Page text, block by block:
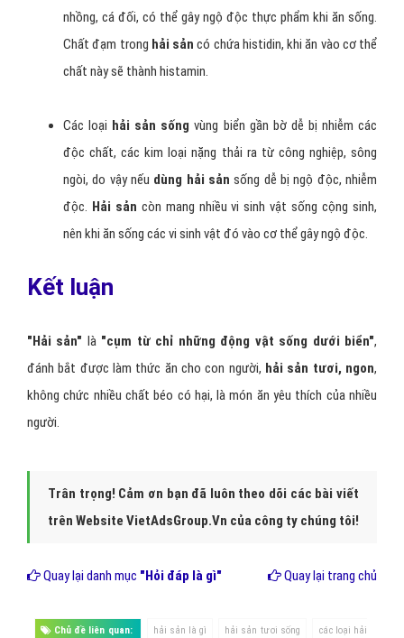
nhồng, cá đối, có thể gây ngộ độc thực phẩm khi ăn sống.
Chất đạm trong hải sản có chứa histidin, khi ăn vào cơ thể
chất này sẽ thành histamin.
Các loại hải sản sống vùng biển gần bờ dễ bị nhiễm các
độc chất, các kim loại nặng thải ra từ công nghiệp, sông
ngòi, do vậy nếu dùng hải sảnsống dễ bị ngộ độc, nhiễm
độc. Hải sản còn mang nhiều vi sinh vật sống cộng sinh,
nên khi ăn sống các vi sinh vật đó vào cơ thể gây ngộ độc.
Kết luận
"Hải sản" là "cụm từ chỉ những động vật sống dưới biển",
đánh bắt được làm thức ăn cho con người, hải sản tươi, ngon,
không chức nhiều chất béo có hại, là món ăn yêu thích của nhiều
người.
Trân trọng! Cảm ơn bạn đã luôn theo dõi các bài viết
trên Website VietAdsGroup.Vn của công ty chúng tôi!
Quay lại danh mục "Hỏi đáp là gì" Quay lại trang chủ
Chủ đề liên quan: hải sản là gì hải sản tươi sống các loại hải